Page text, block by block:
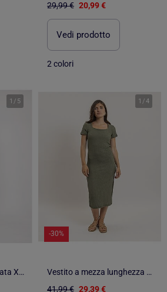
29,99 € 20,99 €
Vedi prodotto
2 colori
1 / 5
Gonna ensemble goffrata XOTAKA
1 /4
-30%
Vestito a mezza lunghezza aderente goffrato IENA
41,99 € 29,39 €